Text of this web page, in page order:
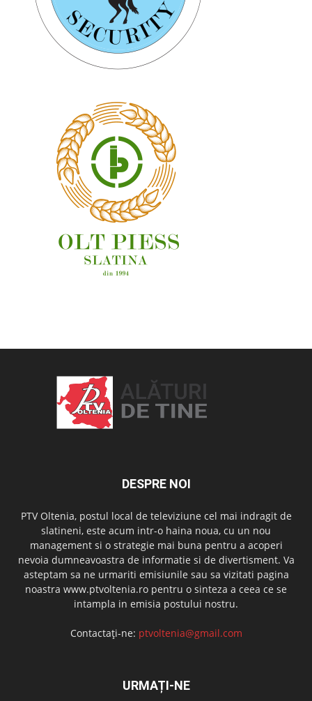
DESPRE NOI
PTV Oltenia, postul local de televiziune cel mai indragit de
slatineni, este acum intr-o haina noua, cu un nou
management si o strategie mai buna pentru a acoperi
nevoia dumneavoastra de informatie si de divertisment. Va
asteptam sa ne urmariti emisiunile sau sa vizitati pagina
noastra www.ptvoltenia.ro pentru o sinteza a ceea ce se
intampla in emisia postului nostru.
Contactați-ne: ptvoltenia@gmail.com
URMAȚI-NE